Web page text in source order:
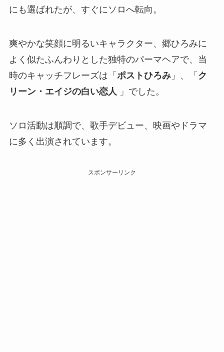
にも選ばれたが、すぐにソロへ転向。
爽やかな笑顔に明るいキャラクター、郷ひろみに
よく似たふんわりとした独特のパーマヘアで、当
時のキャッチフレーズは「 ポストひろみ」、「 ク
リーン・エイジの白い恋人
」でした。
ソロ活動は順調で、歌手デビュー、映画やドラマ
に多く出演されています。
スポンサーリンク